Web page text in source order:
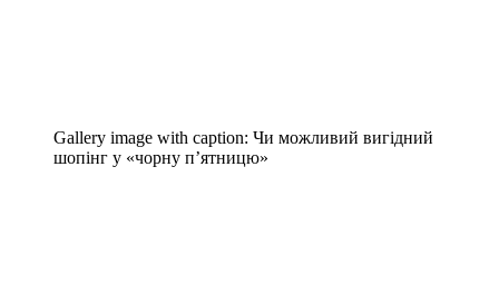
Gallery image with caption: Чи можливий вигідний
шопінг у «чорну п’ятницю»